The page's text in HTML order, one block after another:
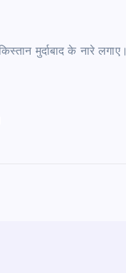
मुर्दाबाद के नारे लगाए।